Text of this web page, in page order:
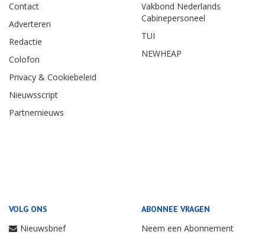
Contact
Adverteren
Redactie
Colofon
Privacy & Cookiebeleid
Nieuwsscript
Partnernieuws
Vakbond Nederlands
Cabinepersoneel
TUI
NEWHEAP
VOLG ONS
Nieuwsbrief
ABONNEE VRAGEN
Neem een Abonnement